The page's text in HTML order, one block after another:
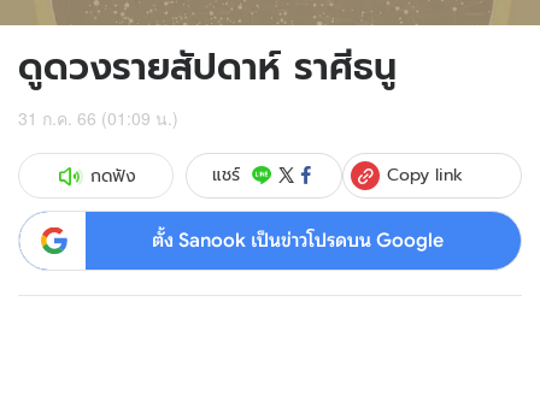
ดูดวงรายสัปดาห์ ราศีธนู
31 ก.ค. 66 (01:09 น.)
กดฟัง แชร์ Copy link
ตั้ง Sanook เป็นข่าวโปรดบน Google